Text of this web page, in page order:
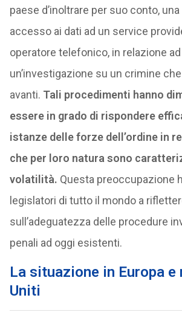
paese d’inoltrare per suo conto,
accesso ai dati ad un service
operatore telefonico, in relazione ad
un’investigazione su un crimine
avanti. Tali procedimenti hanno
essere in grado di rispondere
istanze delle forze dell’ordine in
che per loro natura sono
volatilità. Questa preoccupazione
legislatori di tutto il mondo a
sull’adeguatezza delle procedure
penali ad oggi esistenti.
La situazione in Europa e
Uniti